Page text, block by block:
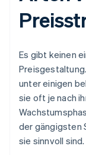
Es gibt keinen
unter einigen
sie oft je nach
der gängigsten
sie sinnvoll sind.